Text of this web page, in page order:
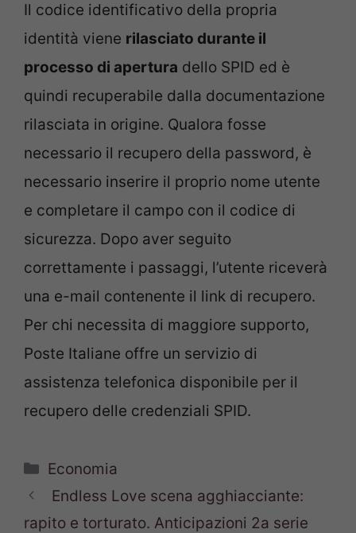
Il codice identificativo della propria
identità viene rilasciato durante il
processo di apertura dello SPID ed è
quindi recuperabile dalla documentazione
rilasciata in origine. Qualora fosse
necessario il recupero della password, è
necessario inserire il proprio nome utente
e completare il campo con il codice di
sicurezza. Dopo aver seguito
correttamente i passaggi, l’utente riceverà
una e-mail contenente il link di recupero.
Per chi necessita di maggiore supporto,
Poste Italiane offre un servizio di
assistenza telefonica disponibile per il
recupero delle credenziali SPID.
Categorie
Economia
Endless Love scena agghiacciante:
rapito e torturato. Anticipazioni 2a serie